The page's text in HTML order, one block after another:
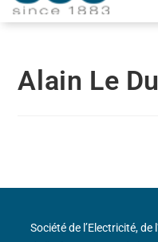
Alain Le
Société de l’Electricité,